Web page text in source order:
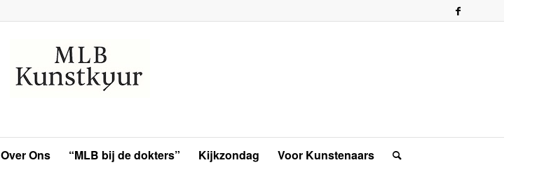
Over Ons “MLB bij de dokters” Kijkzondag Voor Kunstenaars